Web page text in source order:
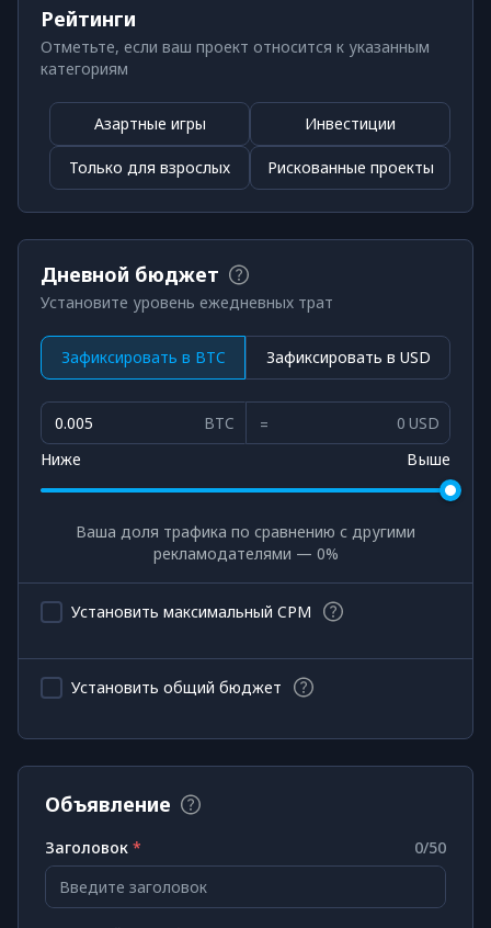
Рейтинги
Отметьте, если ваш проект относится к указанным
категориям
Азартные игры Инвестиции
Только для взрослых Рискованные проекты
Дневной бюджет
Установите уровень ежедневных трат
Зафиксировать в BTC Зафиксировать в USD
Ниже Выше
BTC USD
Ваша доля трафика по сравнению с другими
рекламодателями — 0%
Установить максимальный CPM
Установить общий бюджет
Объявление
Заголовок * 0/50
Введите заголовок